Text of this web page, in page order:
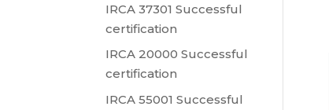
IRCA 37301 Successful
certification
IRCA 20000 Successful
certification
IRCA 55001 Successful